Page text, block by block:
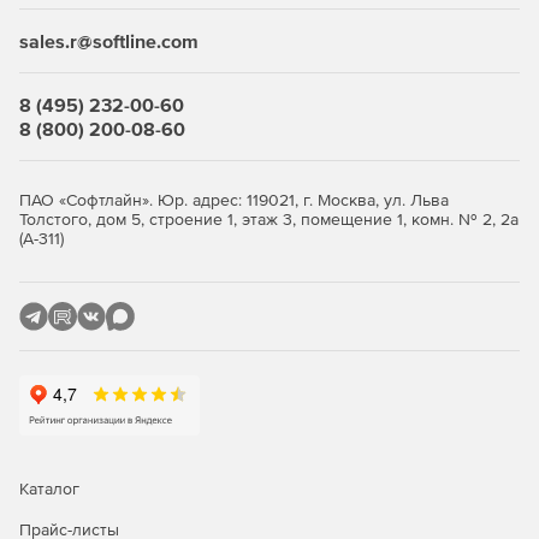
моделирования и управления проектами. Она
поддерживает прямую работу с форматом чертежной
ошибки при обмене данными. Ключевые функции
включают параметрические примитивы,
а также модуль СПДС для оформления чертежей по
российским стандартам (автоматические рамки, штампы,
размеры).​
топопланов (модуль Топоплан), растрового
проектов генерирует документацию в универсальном
формате обмена данными (IFC) и трёхмерные (3D)
и конструктивные модели, обеспечивая единое
sales.r@softline.com
8 (495) 232-00-60
8 (800) 200-08-60
ПАО «Софтлайн». Юр. адрес: 119021, г. Москва, ул. Льва
Толстого, дом 5, строение 1, этаж 3, помещение 1, комн. № 2, 2а
(А-311)
Каталог
Прайс-листы